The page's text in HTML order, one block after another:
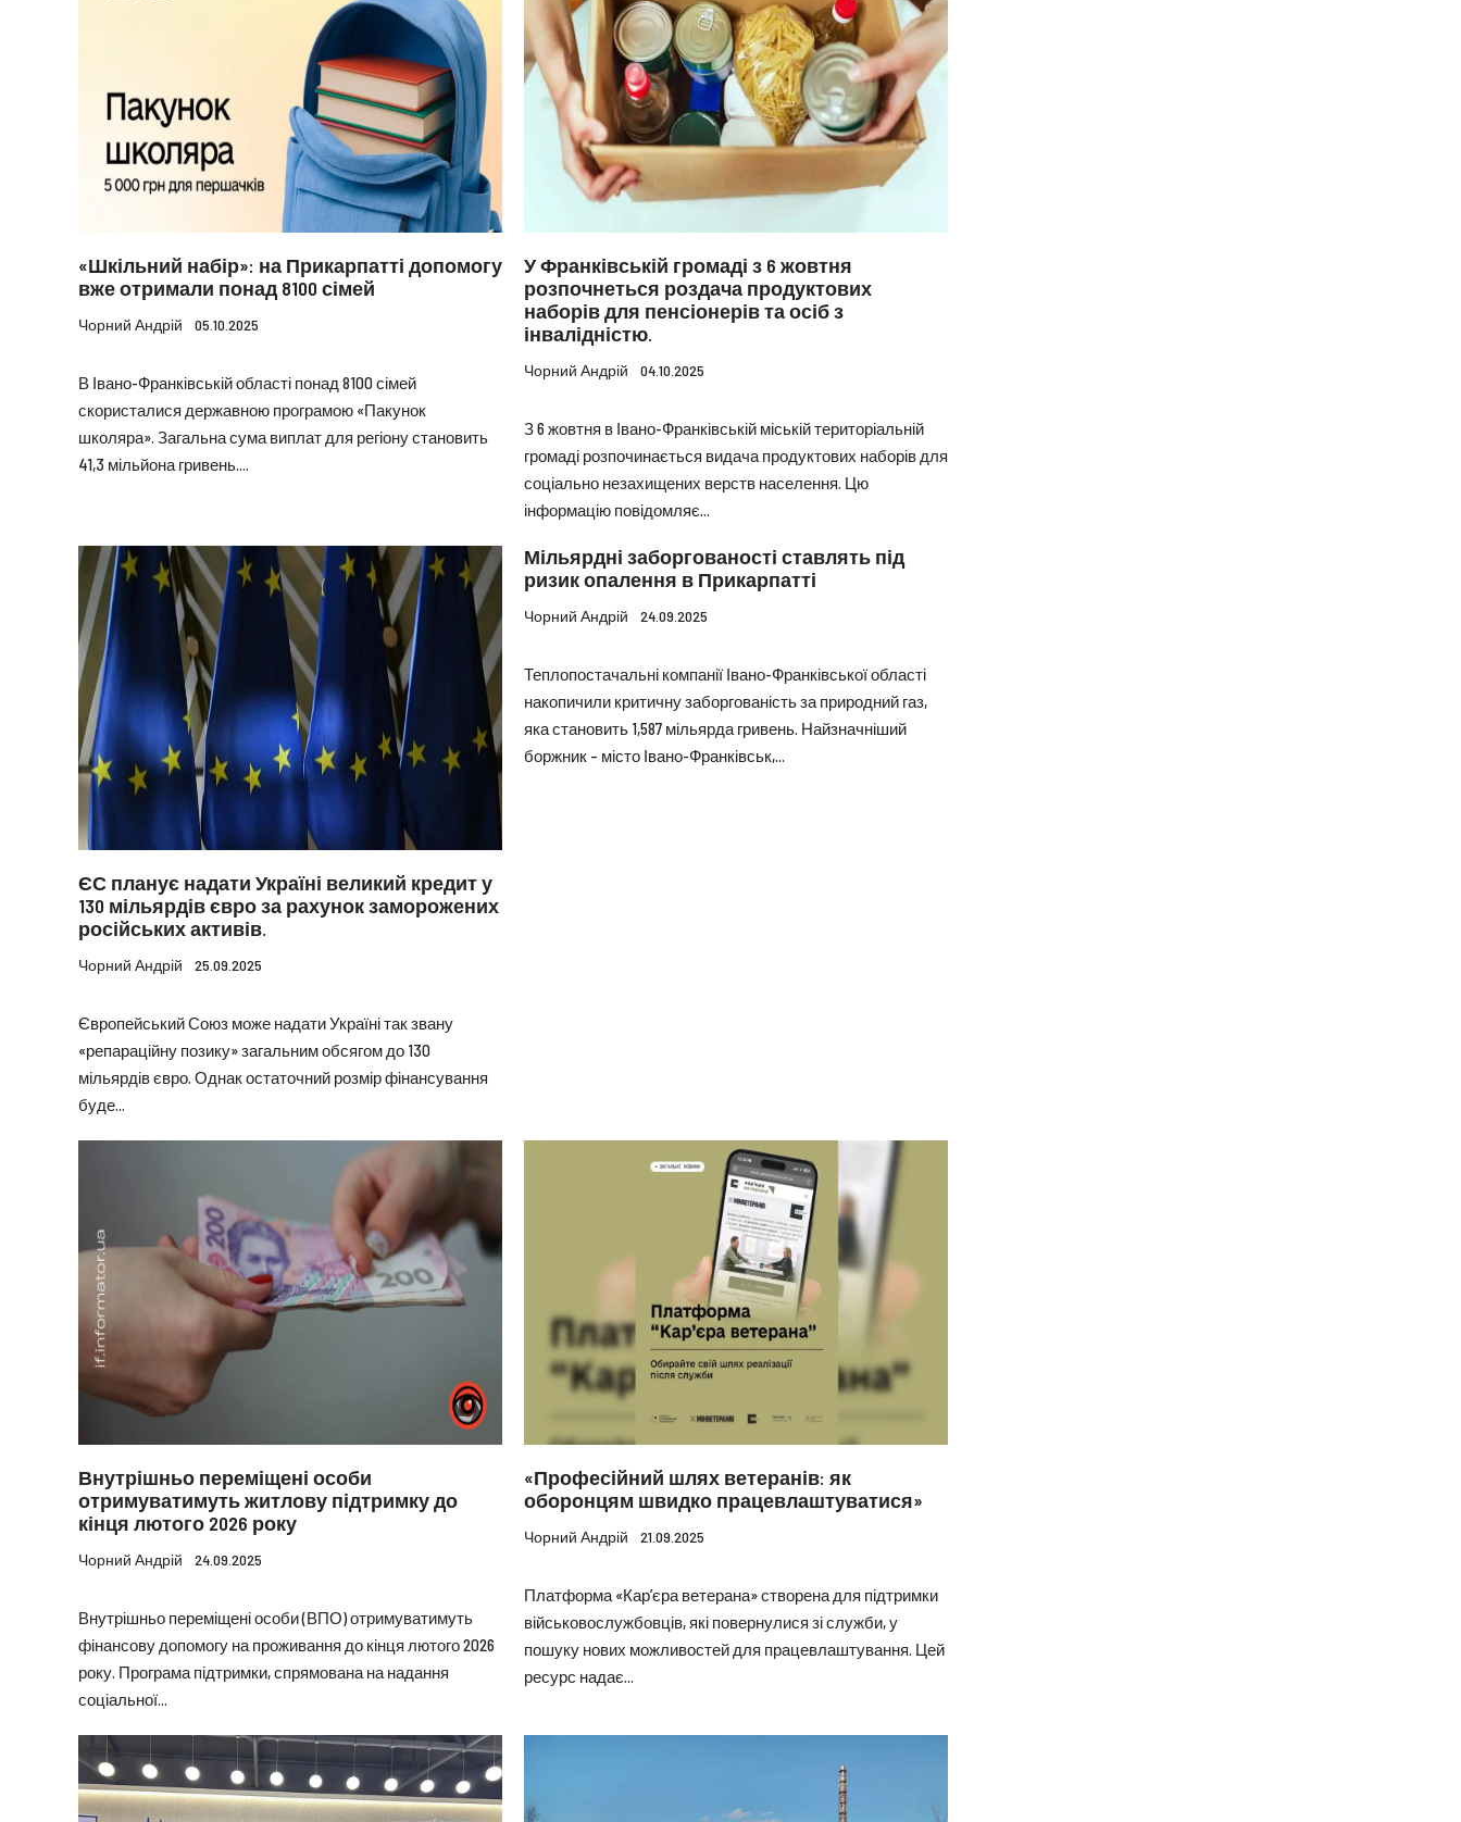
«Шкільний набір»: на Прикарпатті допомогу
вже отримали понад 8100 сімей
Чорний Андрій 05.10.2025
В Івано-Франківській області понад 8100 сімей
скористалися державною програмою «Пакунок
школяра». Загальна сума виплат для регіону становить
41,3 мільйона гривень....
У Франківській громаді з 6 жовтня
розпочнеться роздача продуктових
наборів для пенсіонерів та осіб з
інвалідністю.
Чорний Андрій 04.10.2025
З 6 жовтня в Івано-Франківській міській територіальній
громаді розпочинається видача продуктових наборів для
соціально незахищених верств населення. Цю
інформацію повідомляє...
ЄС планує надати Україні великий кредит у
130 мільярдів євро за рахунок заморожених
російських активів.
Чорний Андрій 25.09.2025
Європейський Союз може надати Україні так звану
«репараційну позику» загальним обсягом до 130
мільярдів євро. Однак остаточний розмір фінансування
буде...
Мільярдні заборгованості ставлять під
ризик опалення в Прикарпатті
Чорний Андрій 24.09.2025
Теплопостачальні компанії Івано-Франківської області
накопичили критичну заборгованість за природний газ,
яка становить 1,587 мільярда гривень. Найзначніший
боржник – місто Івано-Франківськ,...
Внутрішньо переміщені особи
отримуватимуть житлову підтримку до
кінця лютого 2026 року
Чорний Андрій 24.09.2025
Внутрішньо переміщені особи (ВПО) отримуватимуть
фінансову допомогу на проживання до кінця лютого 2026
року. Програма підтримки, спрямована на надання
соціальної...
«Професійний шлях ветеранів: як
оборонцям швидко працевлаштуватися»
Чорний Андрій 21.09.2025
Платформа «Кар’єра ветерана» створена для підтримки
військовослужбовців, які повернулися зі служби, у
пошуку нових можливостей для працевлаштування. Цей
ресурс надає...